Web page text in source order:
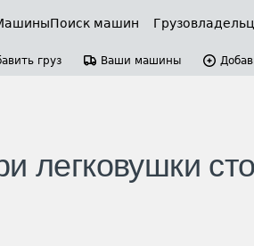
Поиск машин
груз Ваши машины
легковушки